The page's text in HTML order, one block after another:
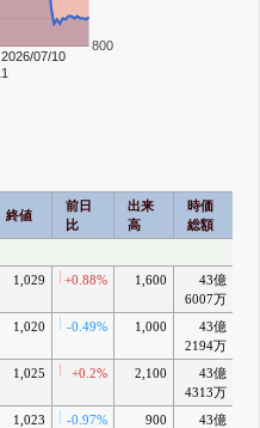
2026/07/10
800
終値
前日
比
出来
高
時価
総額
1,029 +0.88% 1,600
43億
6007万
1,020 -0.49% 1,000
43億
2194万
1,025 +0.2% 2,100
43億
4313万
1,023 -0.97% 900
43億